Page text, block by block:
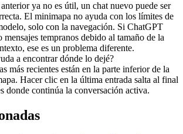
ya no es útil, un chat nuevo puede ser
El minimapa no ayuda con los límites de
solo con la navegación. Si ChatGPT
mensajes tempranos debido al tamaño de la
ese es un problema diferente.
a encontrar dónde lo dejé?
más recientes están en la parte inferior de la
Hacer clic en la última entrada salta al final
donde continúa la conversación activa.